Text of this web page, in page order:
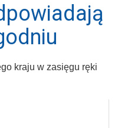
kraju w zasięgu ręki